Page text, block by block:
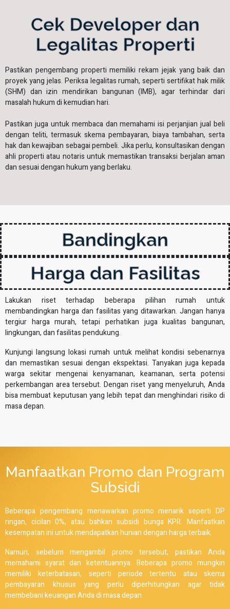
Cek Developer dan
Legalitas Properti
Pastikan pengembang properti memiliki rekam jejak yang baik dan
proyek yang jelas. Periksa legalitas rumah, seperti sertifikat hak milik
(SHM) dan izin mendirikan bangunan (IMB), agar terhindar dari
masalah hukum di kemudian hari.
Pastikan juga untuk membaca dan memahami isi perjanjian jual beli
dengan teliti, termasuk skema pembayaran, biaya tambahan, serta
hak dan kewajiban sebagai pembeli. Jika perlu, konsultasikan dengan
ahli properti atau notaris untuk memastikan transaksi berjalan aman
dan sesuai dengan hukum yang berlaku.
Bandingkan
Harga dan Fasilitas
Lakukan riset terhadap beberapa pilihan rumah untuk
membandingkan harga dan fasilitas yang ditawarkan. Jangan hanya
tergiur harga murah, tetapi perhatikan juga kualitas bangunan,
lingkungan, dan fasilitas pendukung.
Kunjungi langsung lokasi rumah untuk melihat kondisi sebenarnya
dan memastikan sesuai dengan ekspektasi. Tanyakan juga kepada
warga sekitar mengenai kenyamanan, keamanan, serta potensi
perkembangan area tersebut. Dengan riset yang menyeluruh, Anda
bisa membuat keputusan yang lebih tepat dan menghindari risiko di
masa depan.
Manfaatkan Promo dan Program
Subsidi
Beberapa pengembang menawarkan promo menarik seperti DP
ringan, cicilan 0%, atau bahkan subsidi bunga KPR. Manfaatkan
kesempatan ini untuk mendapatkan hunian dengan harga terbaik.
Namun, sebelum mengambil promo tersebut, pastikan Anda
memahami syarat dan ketentuannya. Beberapa promo mungkin
memiliki keterbatasan, seperti periode tertentu atau skema
pembayaran khusus yang perlu diperhitungkan agar tidak
membebani keuangan Anda di masa depan.